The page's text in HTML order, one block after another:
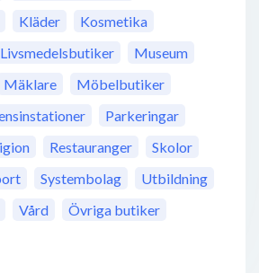
Kläder
Kosmetika
Livsmedelsbutiker
Museum
Mäklare
Möbelbutiker
Parkeringar
Restauranger
Skolor
Systembolag
Utbildning
Vård
Övriga butiker